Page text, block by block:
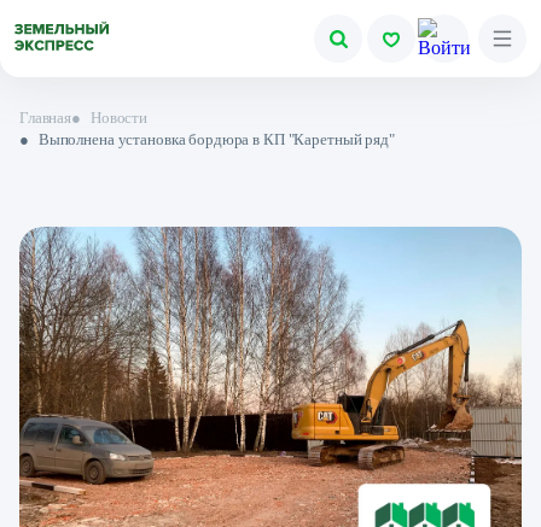
Главная●
Новости
● Выполнена установка бордюра в КП "Каретный ряд"